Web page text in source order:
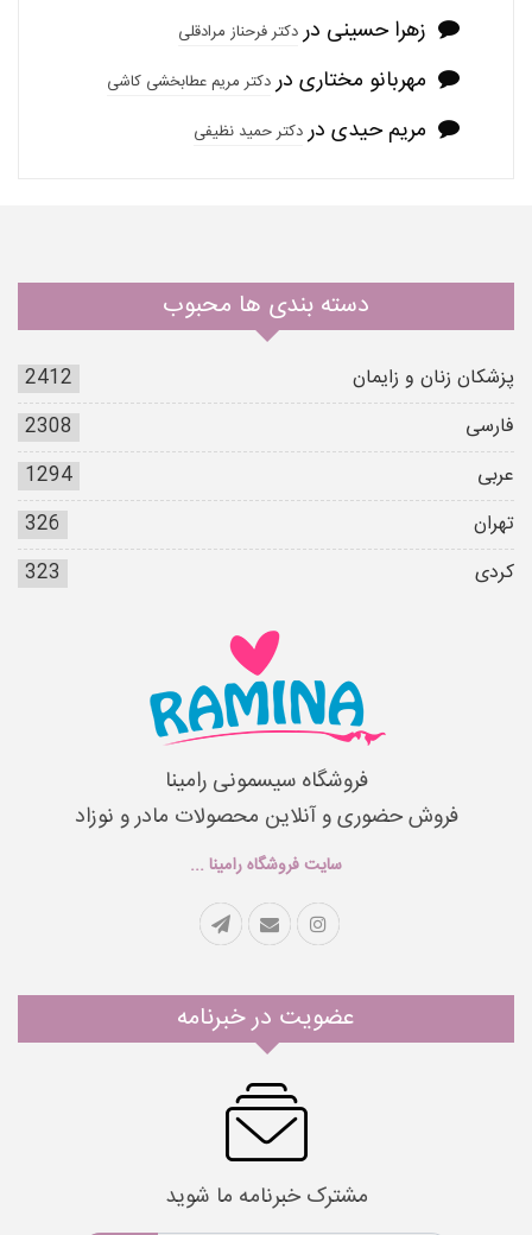
زهرا حسینی دردکتر فرحناز مرادقلی
مهربانو مختاری دردکتر مریم عطابخشی کاشی
مریم حیدی دردکتر حمید نظیفی
دسته بندی ها محبوب
پزشکان زنان و زایمان
2412
فارسی
2308
عربی
1294
تهران
326
کردی
323
فروشگاه سیسمونی رامینا
فروش حضوری و آنلاین محصولات مادر و نوزاد
سایت فروشگاه رامینا ...
عضویت در خبرنامه
مشترک خبرنامه ما شوید